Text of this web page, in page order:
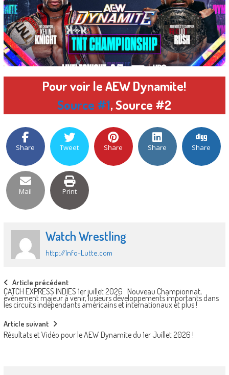
Pour voir le AEW Dynamite!
Source #1,Source #2
Share Tweet Share Share Share
Mail Print
Watch Wrestling
http://Info-Lutte.com
Post
navigation
Article précédent
CATCH EXPRESS INDIES 1er juillet 2026 : Nouveau Championnat,
événement majeur à venir, lusieurs développements importants dans
les circuits indépendants américains et internationaux et plus !
Article suivant
Résultats et Vidéo pour le AEW Dynamite du 1er Juillet 2026 !